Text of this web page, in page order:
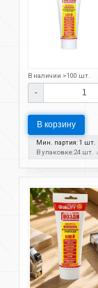
В наличии >100 шт.
-
В корзину
Мин. партия: 1 шт.
В упаковке:24 шт.